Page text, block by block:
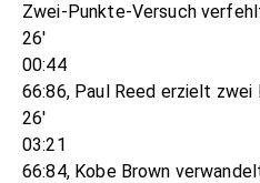
Zwei-Punkte-Versuch
26'
00:44
66:86, Paul Reed erzielt zwei
26'
03:21
66:84, Kobe Brown